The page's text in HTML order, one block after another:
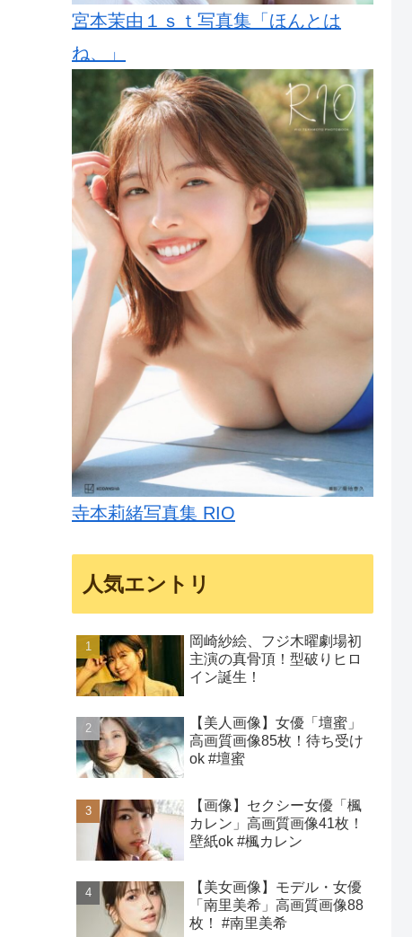
宮本茉由１ｓｔ写真集「ほんとは
ね、」
寺本莉緒写真集 RIO
人気エントリ
岡崎紗絵、フジ木曜劇場初
主演の真骨頂！型破りヒロ
イン誕生！
【美人画像】女優「壇蜜」
高画質画像85枚！待ち受け
ok #壇蜜
【画像】セクシー女優「楓
カレン」高画質画像41枚！
壁紙ok #楓カレン
【美女画像】モデル・女優
「南里美希」高画質画像88
枚！ #南里美希